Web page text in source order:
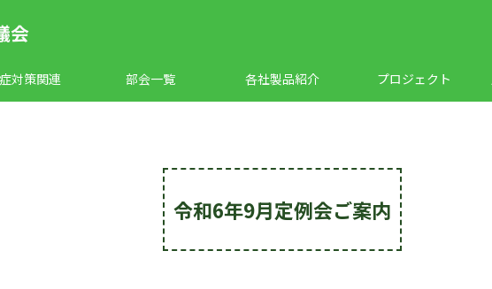
会
対策関連 部会一覧 各社製品紹介 プロジェクト
令和6年9月定例会ご案内